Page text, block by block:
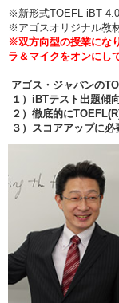
※新形式TOEFL iBT
※アゴスオリジナル教
※双方向型の授業にな
ラ＆マイクをオンにし
アゴス・ジャパンの
１）iBTテスト出題傾
２）徹底的に
３）スコアアップに